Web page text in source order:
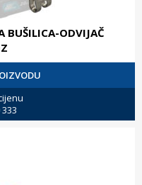
BUŠILICA-ODVIJAČ